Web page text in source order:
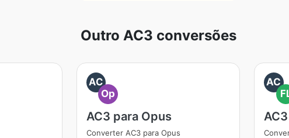
Outro AC3 conversões
AC
Op
AC3 para Opus
Converter AC3 para Opus
AC